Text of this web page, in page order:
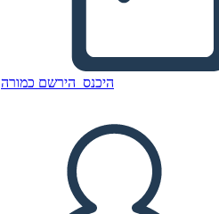
היכנס הירשם כמורה